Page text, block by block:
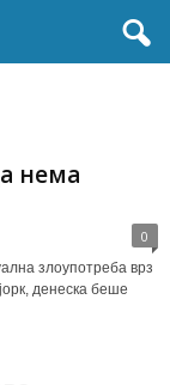
нема
0
злоупотреба врз
денеска беше